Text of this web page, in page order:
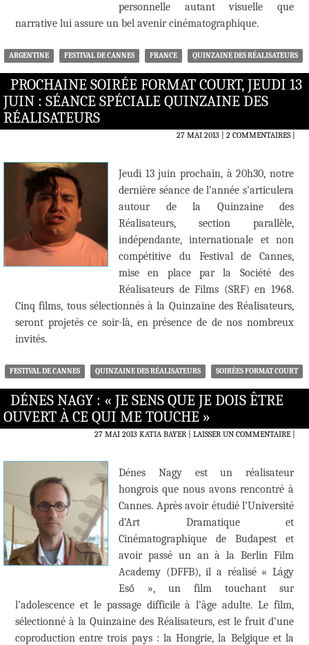
personnelle autant visuelle que
narrative lui assure un bel avenir cinématographique.
ARGENTINE FESTIVAL DE CANNES FRANCE QUINZAINE DES RÉALISATEURS
PROCHAINE SOIRÉE FORMAT COURT, JEUDI 13
JUIN : SÉANCE SPÉCIALE QUINZAINE DES
RÉALISATEURS
27 MAI 2013 2 COMMENTAIRES|
Jeudi 13 juin prochain, à 20h30, notre
dernière séance de l’année s’articulera
autour de la Quinzaine des
Réalisateurs, section parallèle,
indépendante, internationale et non
compétitive du Festival de Cannes,
mise en place par la Société des
Réalisateurs de Films (SRF) en 1968.
Cinq films, tous sélectionnés à la Quinzaine des Réalisateurs,
seront projetés ce soir-là, en présence de de nos nombreux
invités.
FESTIVAL DE CANNES QUINZAINE DES RÉALISATEURS SOIRÉES FORMAT COURT
DÉNES NAGY : « JE SENS QUE JE DOIS ÊTRE
OUVERT À CE QUI ME TOUCHE »
27 MAI 2013 KATIA BAYER LAISSER UN COMMENTAIRE|
Dénes Nagy est un réalisateur
hongrois que nous avons rencontré à
Cannes. Après avoir étudié l’Université
d’Art Dramatique et
Cinématographique de Budapest et
avoir passé un an à la Berlin Film
Academy (DFFB), il a réalisé « Lágy
Eső », un film touchant sur
l’adolescence et le passage difficile à l’âge adulte. Le film,
sélectionné à la Quinzaine des Réalisateurs, est le fruit d’une
coproduction entre trois pays : la Hongrie, la Belgique et la